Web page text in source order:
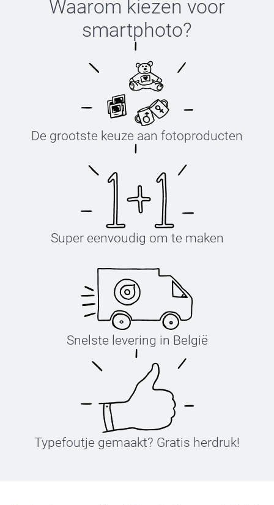
Waarom kiezen voor
smartphoto?
De grootste keuze aan fotoproducten
Super eenvoudig om te maken
Snelste levering in België
Typefoutje gemaakt? Gratis herdruk!